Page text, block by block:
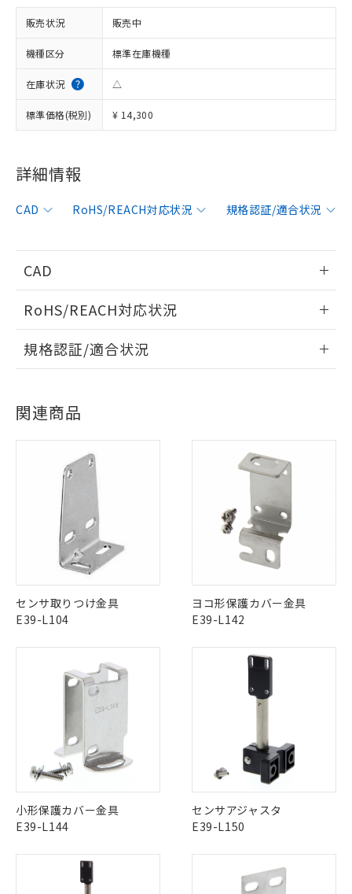
販売状況 販売中
機種区分 標準在庫機種
在庫状況 △
標準価格(税別) ¥ 14,300
詳細情報
CAD RoHS/REACH対応状況 規格認証/適合状況
CAD
ログイン/会員登録いただくと、CADデータをダウンロー
ドすることができます。
ダウンロードデータをご利用いただく前に、以下を必ずお読
みください。
ソフトウェアの使用条件
RoHS/REACH対応状況
EU RoHS 注意事項・凡例
対応状況 ※1
対応済み
中国 RoHS 注意事項・凡例
中国 RoHS表※1 ※2
"対応済み"や非含有の記載がされた商品であっても、流通
在庫等で未対応品が混在する可能性があります。
非含有品が必要な際は、弊社営業部門もしくは販売店へお
問い合わせください。
この製品のRoHS/REACH対応状況ページへ
規格認証/適合状況
No
LR型式承認
（イギリス
船舶規格）
BV型式承認
（フランス
船舶規格）
No
その他の認証はこちらのページからご検索ください
関連商品
センサ取りつけ金具
E39-L104
ヨコ形保護カバー金具
E39-L142
小形保護カバー金具
E39-L144
センサアジャスタ
E39-L150
ご利用条件
以下の条件をお読みいただき、同意のうえ
本サービスは、当社制御機器事業取扱
商品の当社在庫状況および標準価格
※1 対応状況
対応済み：EU RoHS指令（10物質）の
非含有に対応した製品が提供可能な商品で
す。
対応予定：EU RoHS指令（10物質）の非含
有に対応した製品に切り替える予定のある
対応予定なし：EU RoHS指令（10物質）の
非含有に非対応の商品で、対応品を出す予
調査・確認中：EU RoHS指令（10物質）の
非含有の対応状況を調査中または確認中の
※1 中国RoHS○×表